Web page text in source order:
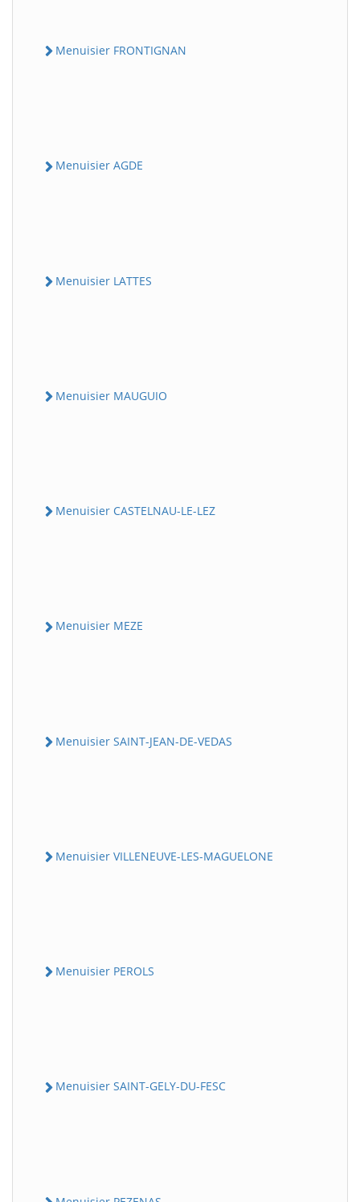
Menuisier FRONTIGNAN
Menuisier AGDE
Menuisier LATTES
Menuisier MAUGUIO
Menuisier CASTELNAU-LE-LEZ
Menuisier MEZE
Menuisier SAINT-JEAN-DE-VEDAS
Menuisier VILLENEUVE-LES-MAGUELONE
Menuisier PEROLS
Menuisier SAINT-GELY-DU-FESC